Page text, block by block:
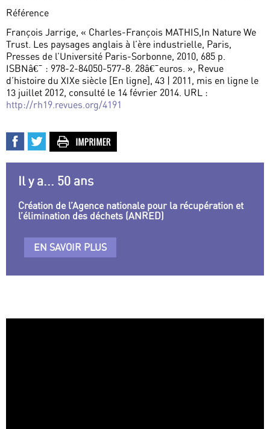
Référence
François Jarrige, « Charles-François MATHIS,In Nature We
Trust. Les paysages anglais à l’ère industrielle, Paris,
Presses de l’Université Paris-Sorbonne, 2010, 685 p.
ISBNâ€¯ : 978-2-84050-577-8. 28â€¯euros. », Revue
d’histoire du XIXe siècle [En ligne], 43 | 2011, mis en ligne le
13 juillet 2012, consulté le 14 février 2014. URL :
http://rh19.revues.org/4191
Il y a... 50 ans
Création de l’Agence nationale pour la récupération et
l’élimination des déchets (ANRED)
EN SAVOIR PLUS